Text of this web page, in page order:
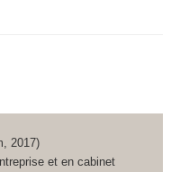
2017)
et en cabinet